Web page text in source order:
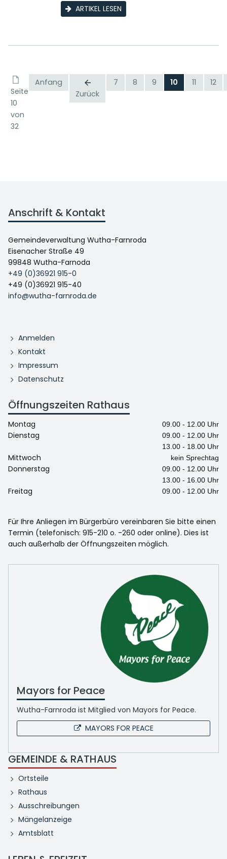
ARTIKEL LESEN
Seite
10
von
32
Anfang
Zurück
7 8 9 10 11 12
Anschrift & Kontakt
Gemeindeverwaltung Wutha-Farnroda
Eisenacher Straße 49
99848 Wutha-Farnoda
+49 (0)36921 915-0
+49 (0)36921 915-40
info@wutha-farnroda.de
Anmelden
Kontakt
Impressum
Datenschutz
Öffnungszeiten Rathaus
Montag 09.00 - 12.00 Uhr
Dienstag
09.00 - 12.00 Uhr
13.00 - 18.00 Uhr
Mittwoch kein Sprechtag
Donnerstag
09.00 - 12.00 Uhr
13.00 - 16.00 Uhr
Freitag 09.00 - 12.00 Uhr
Für Ihre Anliegen im Bürgerbüro vereinbaren Sie bitte einen
Termin (telefonisch: 915-210 o. -260 oder online). Dies ist
auch außerhalb der Öffnungszeiten möglich.
Mayors for Peace
Wutha-Farnroda ist Mitglied von Mayors for Peace.
MAYORS FOR PEACE
GEMEINDE & RATHAUS
Ortsteile
Rathaus
Ausschreibungen
Mängelanzeige
Amtsblatt